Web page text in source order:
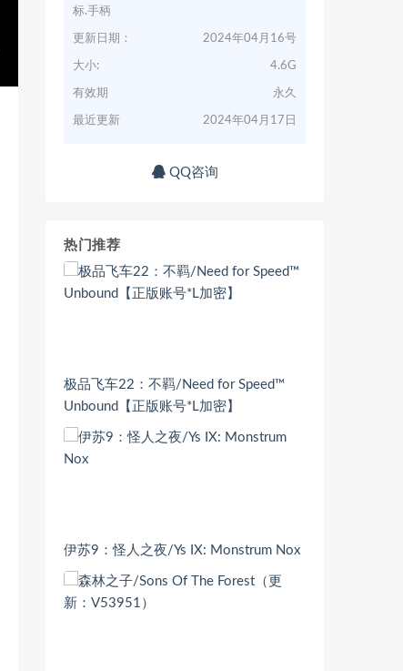
标.手柄
更新日期： 2024年04月16号
大小: 4.6G
有效期 永久
最近更新 2024年04月17日
QQ咨询
热门推荐
极品飞车22：不羁/Need for Speed™
Unbound【正版账号*L加密】
伊苏9：怪人之夜/Ys IX: Monstrum Nox